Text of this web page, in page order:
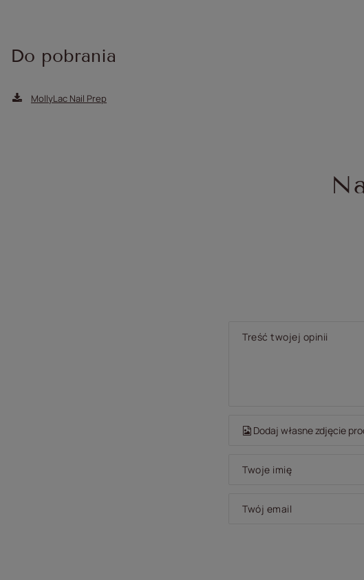
Do pobrania
MollyLac Nail Prep
Treść twojej opinii
Dodaj własne zdjęcie
Twoje imię
Twój email